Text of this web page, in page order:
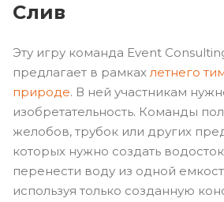
Слив
Эту игру команда Event
предлагает в рамках летнего
природе. В ней участникам
изобретательность. Команды
желобов, трубок или других
которых нужно создать
перенести воду из одной
используя только созданную